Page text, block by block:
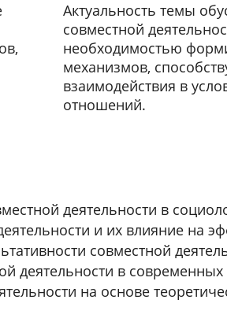
Актуальность темы
совместной
необходимостью
механизмов,
взаимодействия в
отношений.
деятельности в
и их влияние на
совместной
деятельности в
на основе